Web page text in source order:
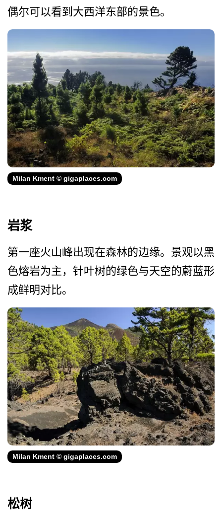
偶尔可以看到大西洋东部的景色。
Milan Kment © gigaplaces.com
岩浆
第一座火山峰出现在森林的边­缘。景观以黑
色熔岩为主，针叶树的绿色与天空的蔚蓝­形
成鲜明对比。
Milan Kment © gigaplaces.com
松树